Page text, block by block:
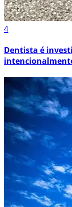
4
Dentista é